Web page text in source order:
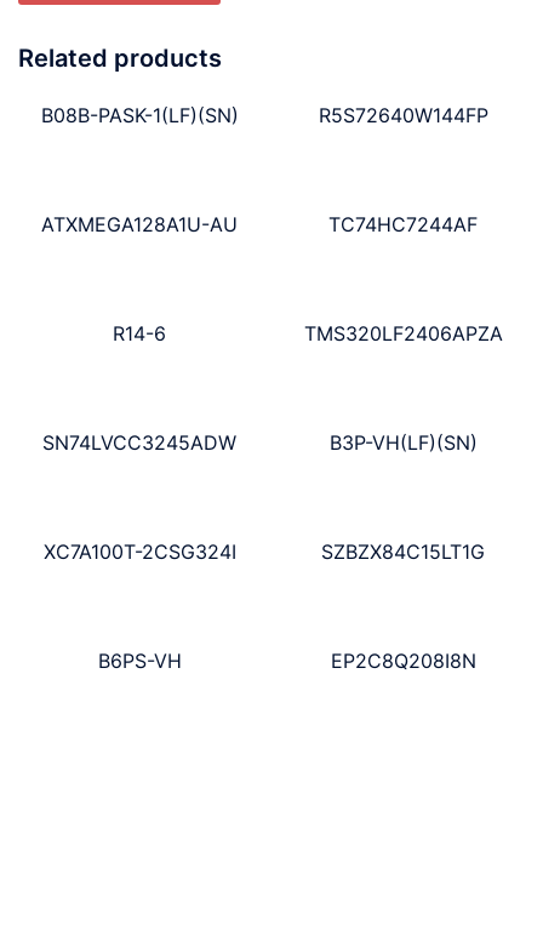
Related products
B08B-PASK-1(LF)(SN) R5S72640W144FP
ATXMEGA128A1U-AU TC74HC7244AF
R14-6 TMS320LF2406APZA
SN74LVCC3245ADW B3P-VH(LF)(SN)
XC7A100T-2CSG324I SZBZX84C15LT1G
B6PS-VH EP2C8Q208I8N